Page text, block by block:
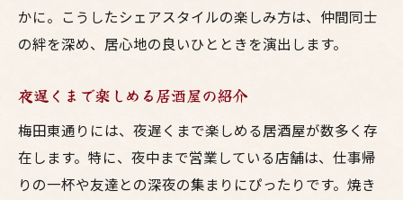
かに。こうしたシェアスタイルの楽しみ方は、仲間同士
の絆を深め、居心地の良いひとときを演出します。
夜遅くまで楽しめる居酒屋の紹介
梅田東通りには、夜遅くまで楽しめる居酒屋が数多く存
在します。特に、夜中まで営業している店舗は、仕事帰
りの一杯や友達との深夜の集まりにぴったりです。焼き